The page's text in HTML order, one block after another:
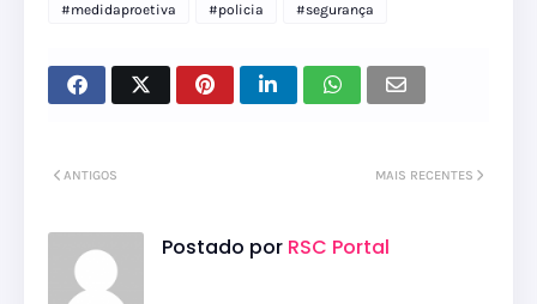
#medidaproetiva #policia #segurança
MAIS RECENTES
ANTIGOS
Postado por RSC Portal